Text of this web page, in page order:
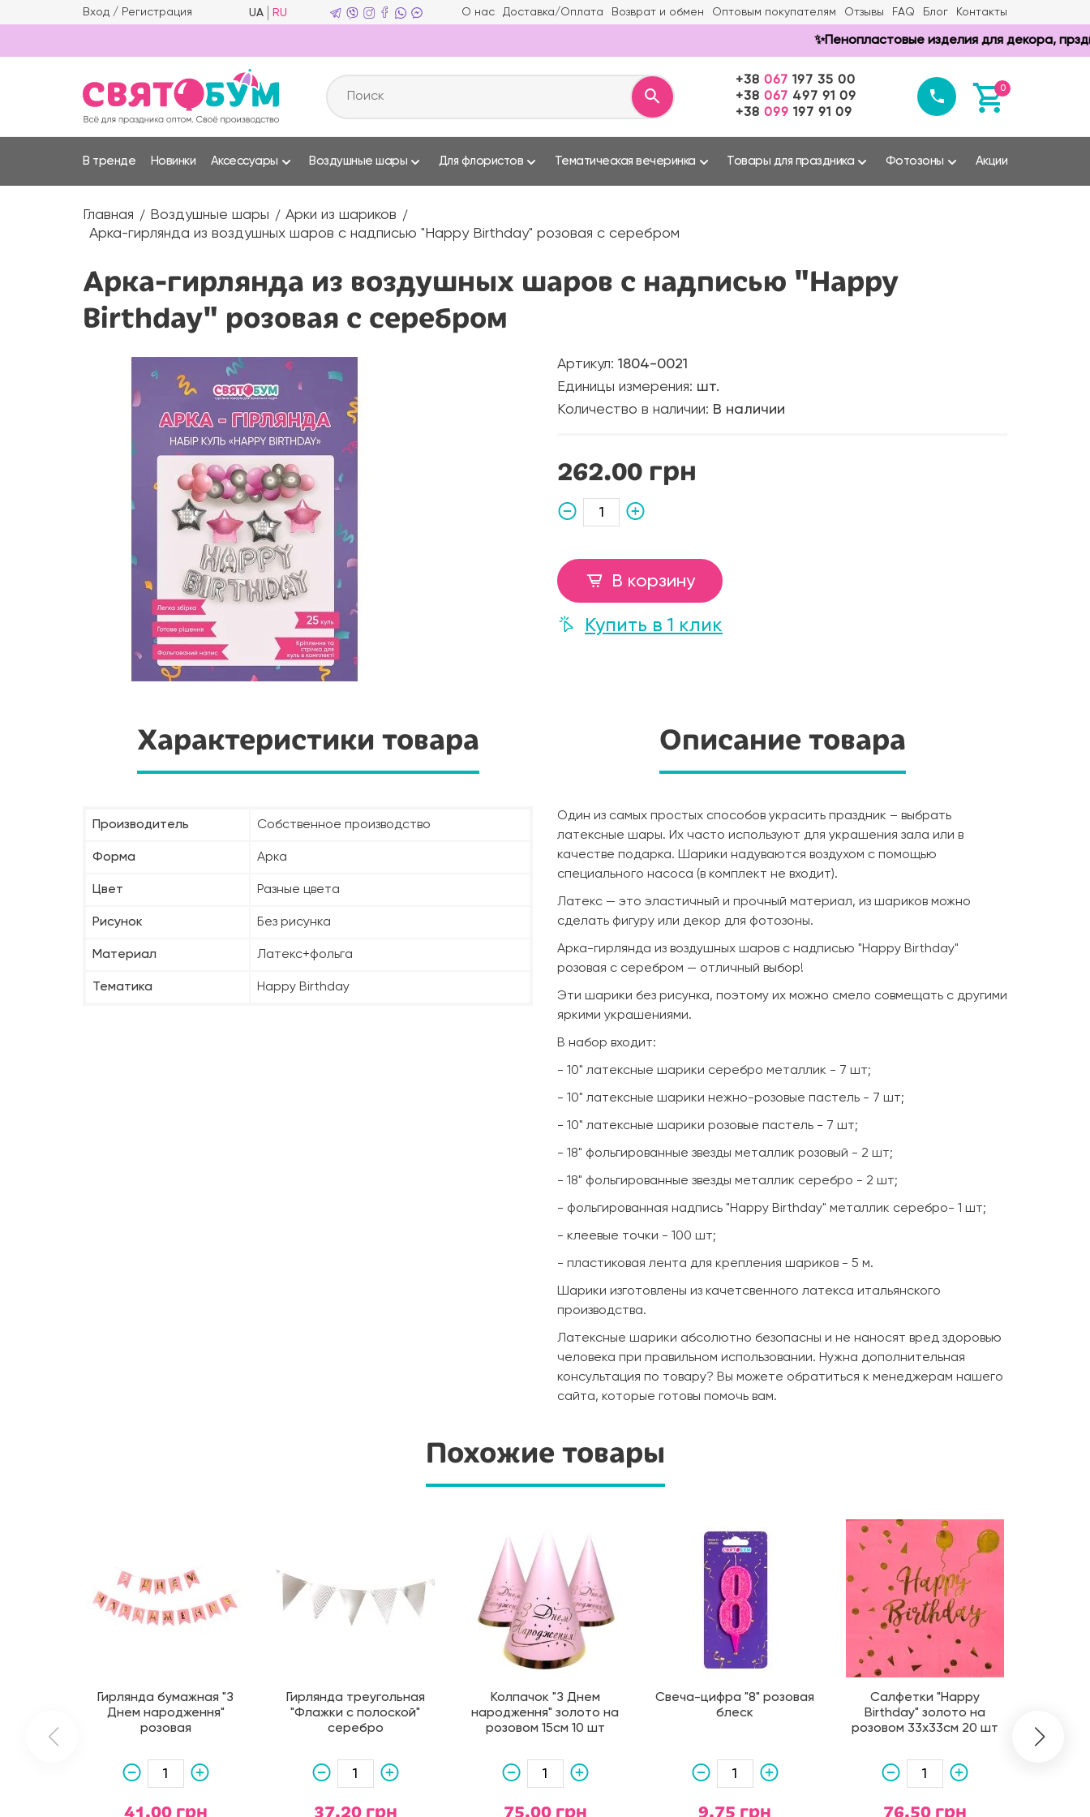
Вход / Регистрация UA RU О нас Доставка/Оплата Возврат и обмен Оптовым покупателям Отзывы FAQ Блог Контакты
✨Пенопластовые изделия для декора,
+38 067 197 35 00
+38 067 497 91 09
+38 099 197 91 09
0
В тренде Новинки Аксессуары Воздушные шары Для флористов Тематическая вечеринка Товары для праздника Фотозоны Акции
Главная Воздушные шары
Арки из шариков
Арка-гирлянда из воздушных шаров с надписью "Happy Birthday" розовая с серебром
Арка-гирлянда из воздушных шаров с надписью "Happy
Birthday" розовая с серебром
Артикул: 1804-0021
Единицы измерения: шт.
Количество в наличии: В наличии
262.00 грн
В корзину
Купить в 1 клик
Характеристики товара
Производитель Собственное производство
Форма Арка
Цвет Разные цвета
Рисунок Без рисунка
Материал Латекс+фольга
Тематика Happy Birthday
Описание товара
Один из самых простых способов украсить праздник – выбрать
латексные шары. Их часто используют для украшения зала или в
качестве подарка. Шарики надуваются воздухом с помощью
специального насоса (в комплект не входит).
Латекс — это эластичный и прочный материал, из шариков можно
сделать фигуру или декор для фотозоны.
Арка-гирлянда из воздушных шаров с надписью "Happy Birthday"
розовая с серебром — отличный выбор!
Эти шарики без рисунка, поэтому их можно смело совмещать с другими
яркими украшениями.
В набор входит:
- 10" латексные шарики серебро металлик - 7 шт;
- 10" латексные шарики нежно-розовые пастель - 7 шт;
- 10" латексные шарики розовые пастель - 7 шт;
- 18" фольгированные звезды металлик розовый - 2 шт;
- 18" фольгированные звезды металлик серебро - 2 шт;
- фольгированная надпись "Happy Birthday" металлик серебро- 1 шт;
- клеевые точки - 100 шт;
- пластиковая лента для крепления шариков - 5 м.
Шарики изготовлены из качетсвенного латекса итальянского
производства.
Латексные шарики абсолютно безопасны и не наносят вред здоровью
человека при правильном использовании. Нужна дополнительная
консультация по товару? Вы можете обратиться к менеджерам нашего
сайта, которые готовы помочь вам.
Похожие товары
Гирлянда бумажная "З
Днем народження"
розовая
41.00 грн
Гирлянда треугольная
"Флажки с полоской"
серебро
37.20 грн
Колпачок "З Днем
народження" золото на
розовом 15см 10 шт
75.00 грн
Свеча-цифра "8" розовая
блеск
9.75 грн
Салфетки "Happy
Birthday" золото на
розовом 33х33см 20 шт
76.50 грн